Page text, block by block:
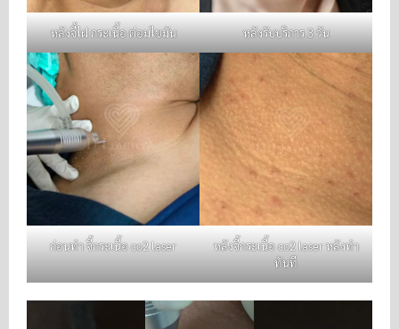
หลังจี้ไฝ กระเนื้อ ต่อมไขมัน หลังรับบริการ 3 วัน
ก่อนทำ จี้กระเนื้อ co2 laser
หลังจี้กระเนื้อ co2 laser หลังทำ
ทันที